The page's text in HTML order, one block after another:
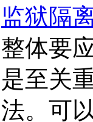
监狱隔
整体要
是至关
法。可